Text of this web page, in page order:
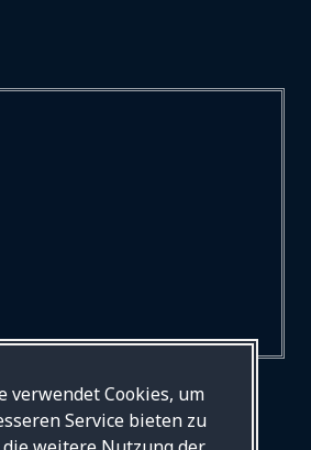
verwendet Cookies, um
Service bieten zu